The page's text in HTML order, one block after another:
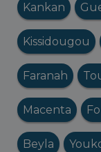
Kankan
Kissidougou
Faranah
Macenta
Beyla